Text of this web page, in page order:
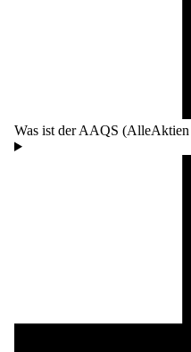
Was ist der AAQS